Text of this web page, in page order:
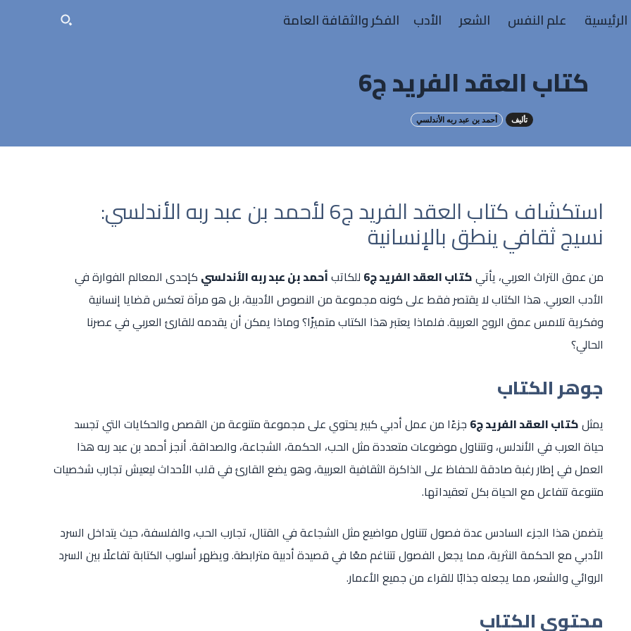
الرئيسية علم النفس الشعر الأدب الفكر والثقافة العامة
كتاب العقد الفريد ج6
تأليف أحمد بن عبد ربه الأندلسي
استكشاف كتاب العقد الفريد ج6 لأحمد بن عبد ربه الأندلسي:
نسيج ثقافي ينطق بالإنسانية
من عمق التراث العربي، يأتيكتاب العقد الفريد ج6 للكاتبأحمد بن عبد ربه الأندلسي كإحدى المعالم الفوارة في
الأدب العربي. هذا الكتاب لا يقتصر فقط على كونه مجموعة من النصوص الأدبية، بل هو مرآة تعكس قضايا إنسانية
وفكرية تلامس عمق الروح العربية. فلماذا يعتبر هذا الكتاب متميزًا؟ وماذا يمكن أن يقدمه للقارئ العربي في عصرنا
الحالي؟
جوهر الكتاب
يمثلكتاب العقد الفريد ج6 جزءًا من عمل أدبي كبير يحتوي على مجموعة متنوعة من القصص والحكايات التي تجسد
حياة العرب في الأندلس، وتتناول موضوعات متعددة مثل الحب، الحكمة، الشجاعة، والصداقة. أنجز أحمد بن عبد ربه هذا
العمل في إطار رغبة صادقة للحفاظ على الذاكرة الثقافية العربية، وهو يضع القارئ في قلب الأحداث ليعيش تجارب شخصيات
متنوعة تتفاعل مع الحياة بكل تعقيداتها.
يتضمن هذا الجزء السادس عدة فصول تتناول مواضيع مثل الشجاعة في القتال، تجارب الحب، والفلسفة، حيث يتداخل السرد
الأدبي مع الحكمة النثرية، مما يجعل الفصول تتناغم معًا في قصيدة أدبية مترابطة. ويظهر أسلوب الكتابة تفاعلًا بين السرد
الروائي والشعر، مما يجعله جذابًا للقراء من جميع الأعمار.
محتوى الكتاب